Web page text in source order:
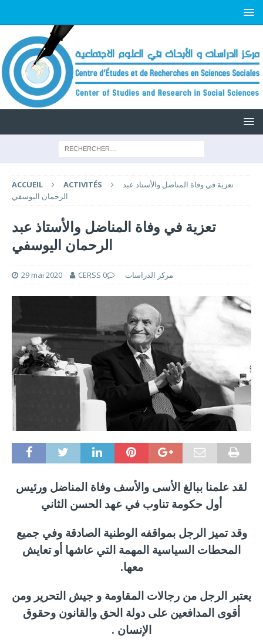
ACCUEIL ACTIVITÉS
تعزية في وفاة المناضل والأستاذ عبد
الرحمان اليوسفي
تعزية في وفاة المناضل والأستاذ عبد
الرحمان اليوسفي
29 mai 2020 CERSS مركز الدراسات 0
لقد علمنا ببالغ الأسى والأسف وفاة المناضل ورئيس
أول حكومة تناوب في عهد الحسن الثاني
وقد تميز الرجل بمواقفه الوطنية الصادقة وفي جميع
المحطات السياسية المهمة التي عاشها أو تعايش
معها.
يعتبر الرجل من رجالات المقاومة و جيش التحرير ومن
أقوى المدافعين على دولة الحق والقانون وحقوق
الإنسان .